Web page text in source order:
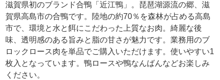
滋賀県初のブランド合鴨「近江鴨」。琵琶湖源流の郷、滋
賀県高島市の合鴨です。陸地の約70％を森林が占める高島
市で、環境と水と餌にこだわった上質なお肉。綺麗な後
味、透明感のある旨みと脂の甘さが魅力です。業務用のブ
ロックロース肉を単品でご購入いただけます。使いやすい1
枚入となっています。鴨ロースや鴨なんばんなどお楽しみ
ください。